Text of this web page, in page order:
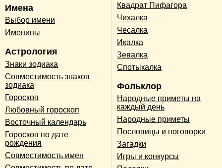
Имена
Выбор имени
Именины
Астрология
Знаки зодиака
Совместимость знаков
зодиака
Гороскоп
Любовный гороскоп
Восточный календарь
Гороскоп по дате
рождения
Совместимость имен
Квадрат Пифагора
Чихалка
Чесалка
Икалка
Зевалка
Спотыкалка
Фольклор
Народные приметы на
каждый день
Народные приметы
Пословицы и поговорки
Загадки
Игры и конкурсы